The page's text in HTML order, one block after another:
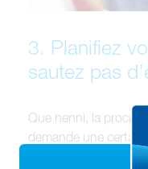
3. Planifiez
sautez pas
Que nenni, la
demande une
du temps à votre